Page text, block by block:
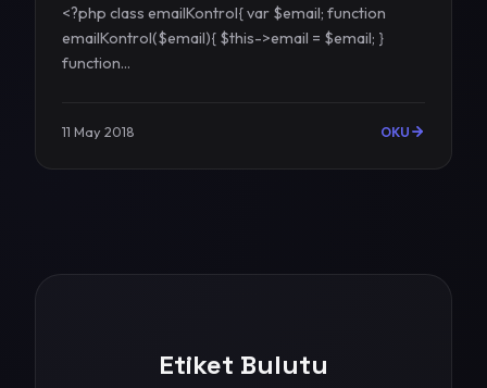
<?php class emailKontrol{ var $email; function
emailKontrol($email){ $this->email = $email; }
function...
11 May 2018 OKU
Etiket Bulutu